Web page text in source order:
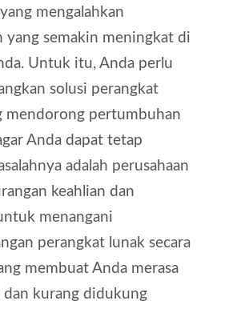
mengalahkan
yang semakin meningkat di
Untuk itu, Anda perlu
solusi perangkat
mendorong pertumbuhan
Anda dapat tetap
adalah perusahaan
keahlian dan
menangani
perangkat lunak secara
membuat Anda merasa
dan kurang didukung